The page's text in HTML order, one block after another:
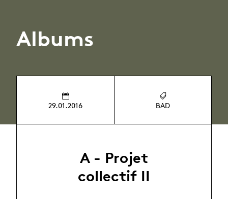
Albums
29.01.2016 BAD
A - Projet
collectif II